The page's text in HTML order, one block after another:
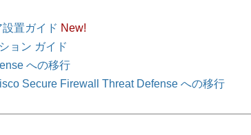
置ガイド New!
ョン ガイド
への移行
Secure Firewall Threat Defense への移行